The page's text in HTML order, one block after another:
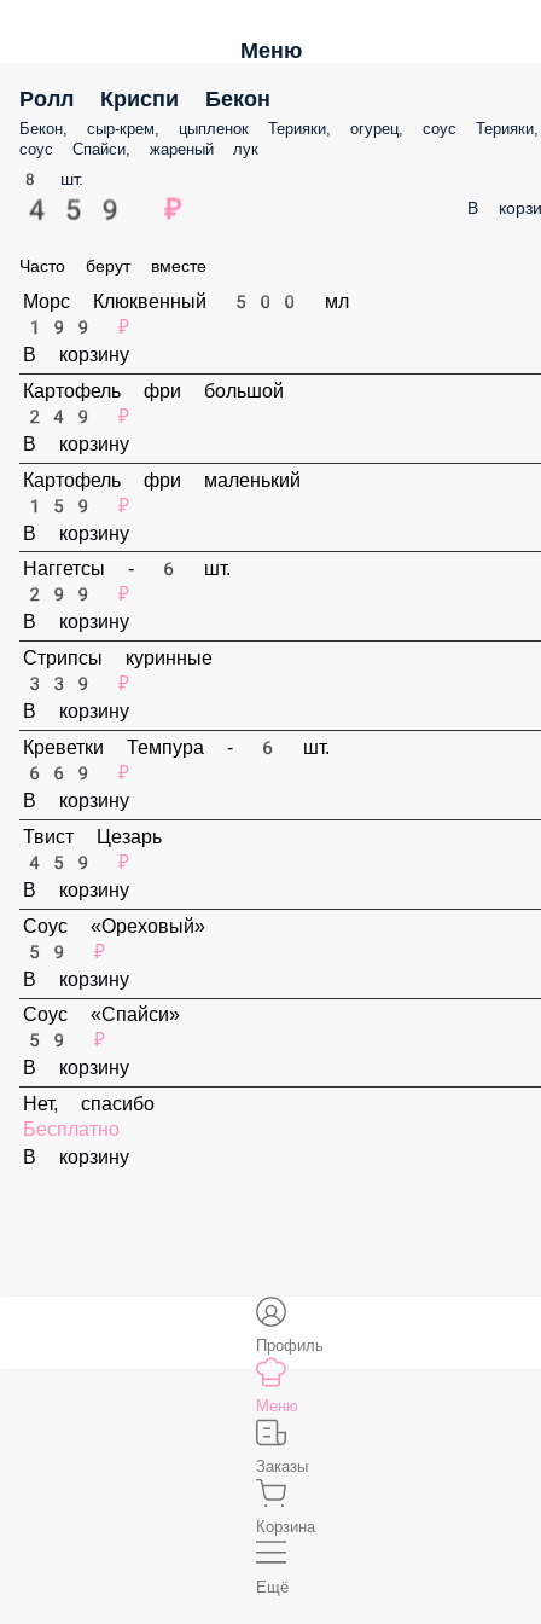
Меню
Ролл Криспи Бекон
Бекон, сыр-крем, цыпленок Терияки, огурец, соус Терияки, соус
Спайси, жареный лук
8 шт.
459 ₽ В
Часто берут вместе
Морс Клюквенный 500 мл
199 ₽
В корзину
Картофель фри большой
249 ₽
В корзину
Картофель фри маленький
159 ₽
В корзину
Наггетсы - 6 шт.
299 ₽
В корзину
Стрипсы куринные
339 ₽
В корзину
Креветки Темпура - 6 шт.
669 ₽
В корзину
Твист Цезарь
459 ₽
В корзину
Соус «Ореховый»
59 ₽
В корзину
Профиль
Меню